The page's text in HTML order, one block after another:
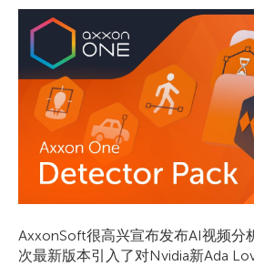
AxxonSoft很高兴宣布发布AI视频分
次最新版本引入了对Nvidia新Ada